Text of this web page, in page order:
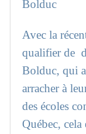
Bolduc
Avec la
qualifier de
Bolduc, qui
arracher à
des écoles
Québec,